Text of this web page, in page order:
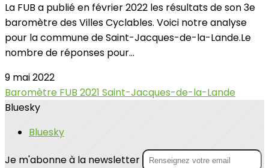
La FUB a publié en février 2022 les résultats de son 3e
baromètre des Villes Cyclables. Voici notre analyse
pour la commune de Saint-Jacques-de-la-Lande.Le
nombre de réponses pour...
9 mai 2022
Baromètre FUB 2021 Saint-Jacques-de-la-Lande
Bluesky
Bluesky
Je m'abonne à la newsletter